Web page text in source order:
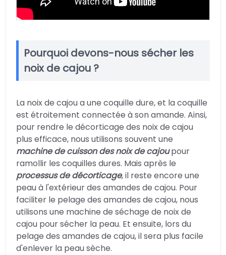
Pourquoi devons-nous sécher les
noix de cajou ?
La noix de cajou a une coquille dure, et la coquille
est étroitement connectée à son amande. Ainsi,
pour rendre le décorticage des noix de cajou
plus efficace, nous utilisons souvent une
machine de cuisson des noix de cajoupour
ramollir les coquilles dures. Mais après le
processus de décorticage, il reste encore une
peau à l'extérieur des amandes de cajou. Pour
faciliter le pelage des amandes de cajou, nous
utilisons une machine de séchage de noix de
cajou pour sécher la peau. Et ensuite, lors du
pelage des amandes de cajou, il sera plus facile
d'enlever la peau sèche.